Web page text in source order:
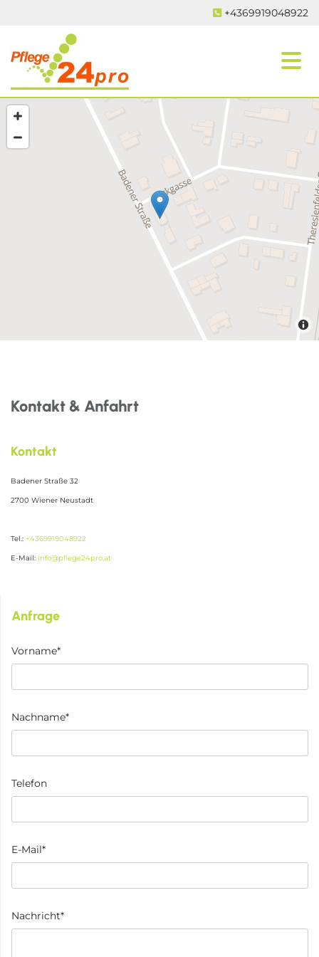
 +4369919048922
Kontakt & Anfahrt
Kontakt
Badener Straße 32
2700 Wiener Neustadt
Tel.: +4369919048922
E-Mail: info@pflege24pro.at
Anfrage
Vorname*
Nachname*
Telefon
E-Mail*
Nachricht*